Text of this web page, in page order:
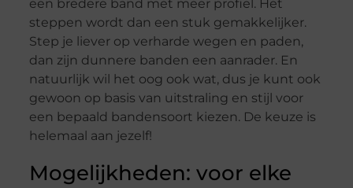
een bredere band met meer profiel. Het
steppen wordt dan een stuk gemakkelijker.
Step je liever op verharde wegen en paden,
dan zijn dunnere banden een aanrader. En
natuurlijk wil het oog ook wat, dus je kunt ook
gewoon op basis van uitstraling en stijl voor
een bepaald bandensoort kiezen. De keuze is
helemaal aan jezelf!
Mogelijkheden: voor elke